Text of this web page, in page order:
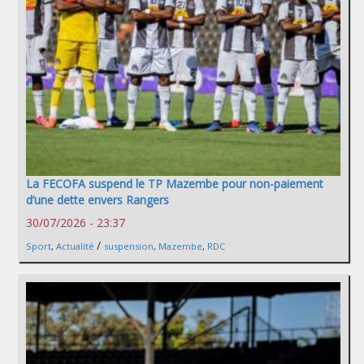
La FECOFA suspend le TP Mazembe pour non-paiement
d’une dette envers Rangers
30/07/2026 - 23:37
Sport, Actualité / suspension, Mazembe, RDC